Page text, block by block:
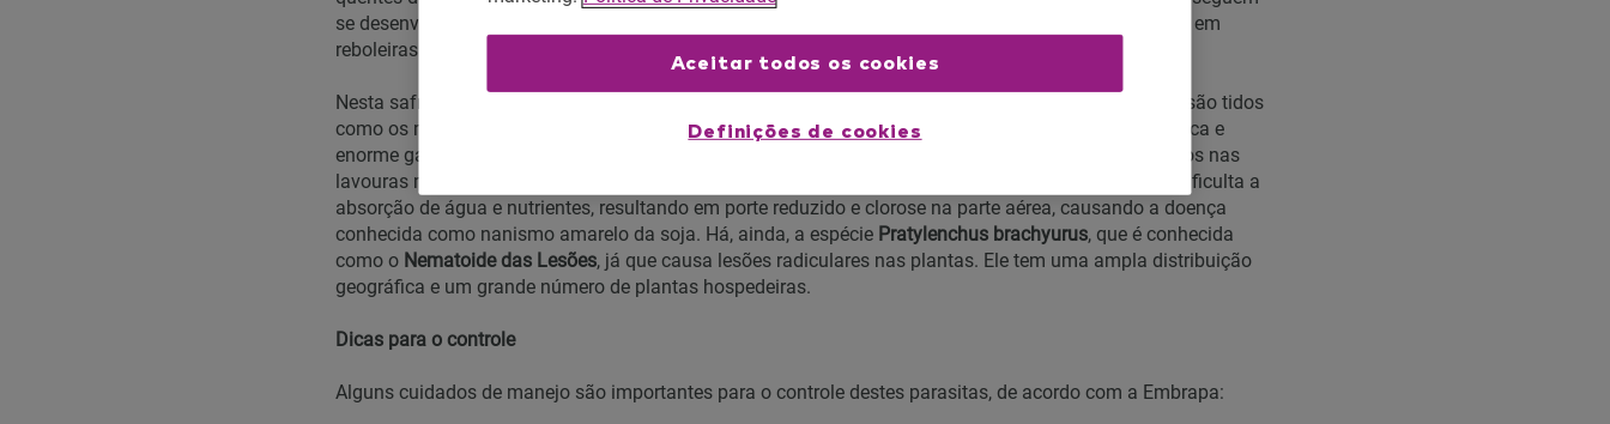
se desenvolver ou mesmo morrer. Estes sintomas são os mais comuns, e geralmente são observados em
reboleiras.
Nesta safra, muito se tem observado a incidência de
, que são tidos
como os mais importantes nematoides fitopatogênicos, pois apresentam ampla distribuição geográfica e
enorme gama de hospedeiros, causando grandes danos às culturas. Outro nematoide que encontrados nas
lavouras mapeadas foi o de
, que penetra nas raízes da planta e dificulta a
absorção de água e nutrientes, resultando em porte reduzido e clorose na parte aérea, causando a doença
conhecida como nanismo amarelo da soja. Há, ainda, a espécie Pratylenchus brachyurus, que é conhecida
como o Nematoide das Lesões, já que causa lesões radiculares nas plantas. Ele tem uma ampla distribuição
geográfica e um grande número de plantas hospedeiras.
Dicas para o controle
Alguns cuidados de manejo são importantes para o controle destes parasitas, de acordo com a Embrapa:
Aceitar todos os cookies
Definições de cookies